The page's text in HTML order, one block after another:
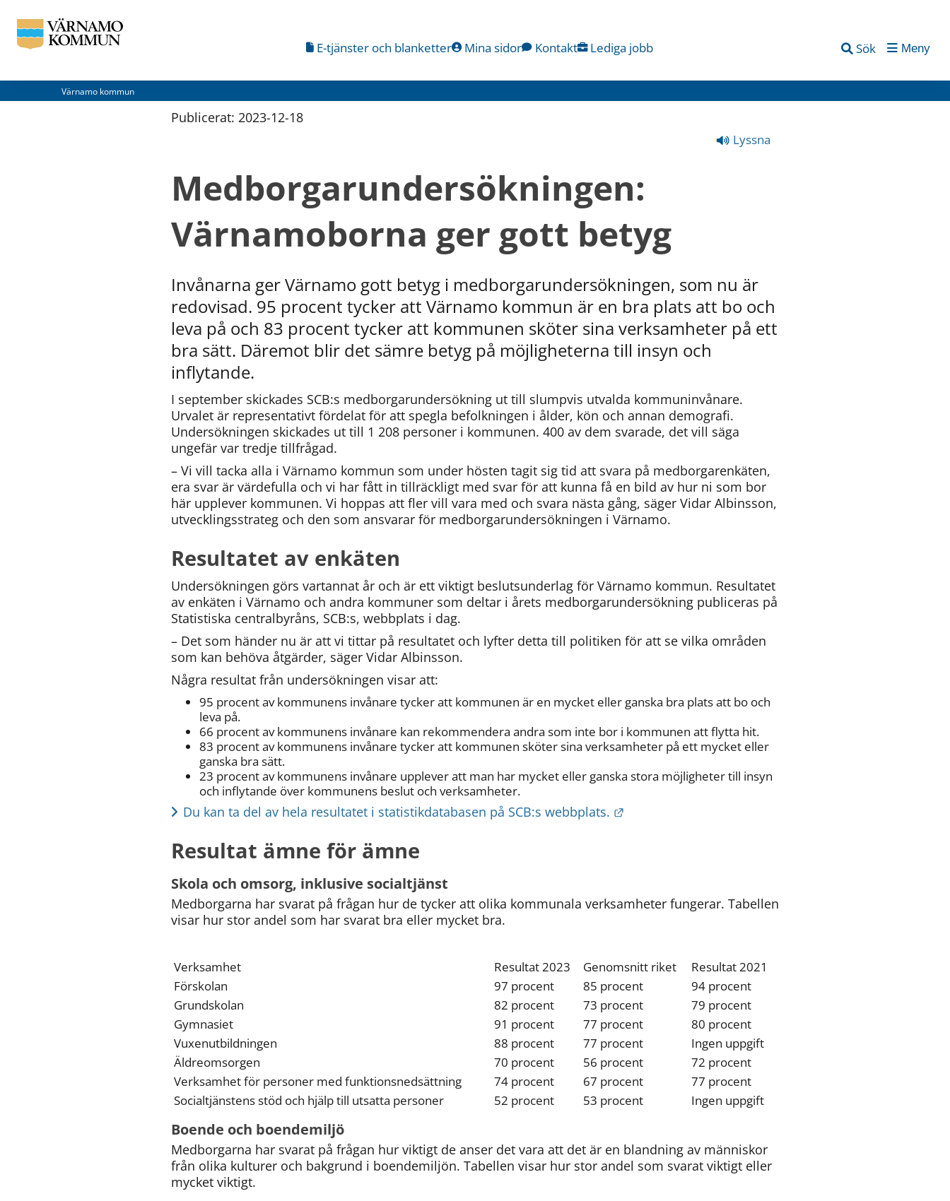
E-tjänster och blanketter Mina sidor Kontakt Lediga jobb Sök Meny
Värnamo kommun
Publicerat: 2023-12-18
Lyssna
Medborgarundersökningen:
Värnamoborna ger gott betyg
Invånarna ger Värnamo gott betyg i medborgarundersökningen, som nu är
redovisad. 95 procent tycker att Värnamo kommun är en bra plats att bo och
leva på och 83 procent tycker att kommunen sköter sina verksamheter på ett
bra sätt. Däremot blir det sämre betyg på möjligheterna till insyn och
inflytande.
I september skickades SCB:s medborgarundersökning ut till slumpvis utvalda kommuninvånare.
Urvalet är representativt fördelat för att spegla befolkningen i ålder, kön och annan demografi.
Undersökningen skickades ut till 1 208 personer i kommunen. 400 av dem svarade, det vill säga
ungefär var tredje tillfrågad.
– Vi vill tacka alla i Värnamo kommun som under hösten tagit sig tid att svara på medborgarenkäten,
era svar är värdefulla och vi har fått in tillräckligt med svar för att kunna få en bild av hur ni som bor
här upplever kommunen. Vi hoppas att fler vill vara med och svara nästa gång, säger Vidar Albinsson,
utvecklingsstrateg och den som ansvarar för medborgarundersökningen i Värnamo.
Resultatet av enkäten
Undersökningen görs vartannat år och är ett viktigt beslutsunderlag för Värnamo kommun. Resultatet
av enkäten i Värnamo och andra kommuner som deltar i årets medborgarundersökning publiceras på
Statistiska centralbyråns, SCB:s, webbplats i dag.
– Det som händer nu är att vi tittar på resultatet och lyfter detta till politiken för att se vilka områden
som kan behöva åtgärder, säger Vidar Albinsson.
Några resultat från undersökningen visar att:
95 procent av kommunens invånare tycker att kommunen är en mycket eller ganska bra plats att bo och
leva på.
66 procent av kommunens invånare kan rekommendera andra som inte bor i kommunen att flytta hit.
83 procent av kommunens invånare tycker att kommunen sköter sina verksamheter på ett mycket eller
ganska bra sätt.
23 procent av kommunens invånare upplever att man har mycket eller ganska stora möjligheter till insyn
och inflytande över kommunens beslut och verksamheter.
Du kan ta del av hela resultatet i statistikdatabasen på SCB:s webbplats.
Resultat ämne för ämne
Skola och omsorg, inklusive socialtjänst
Medborgarna har svarat på frågan hur de tycker att olika kommunala verksamheter fungerar. Tabellen
visar hur stor andel som har svarat bra eller mycket bra.
Verksamhet Resultat 2023 Genomsnitt riket
Resultat 2021
Förskolan
97 procent 85 procent
94 procent
Grundskolan
82 procent 73 procent
79 procent
Gymnasiet
91 procent 77 procent
80 procent
Vuxenutbildningen
88 procent 77 procent
Ingen uppgift
Äldreomsorgen
70 procent 56 procent
72 procent
Verksamhet för personer med funktionsnedsättning
74 procent 67 procent
77 procent
Socialtjänstens stöd och hjälp till utsatta personer
52 procent 53 procent Ingen uppgift
Boende och boendemiljö
Medborgarna har svarat på frågan hur viktigt de anser det vara att det är en blandning av människor
från olika kulturer och bakgrund i boendemiljön. Tabellen visar hur stor andel som svarat viktigt eller
mycket viktigt.